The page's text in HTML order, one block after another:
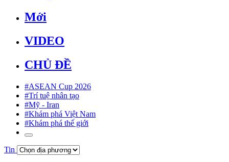
Mới
VIDEO
CHỦ ĐỀ
#ASEAN Cup 2026
#Trí tuệ nhân tạo
#Mỹ - Iran
#Khám phá Việt Nam
#Khám phá thế giới
Tin